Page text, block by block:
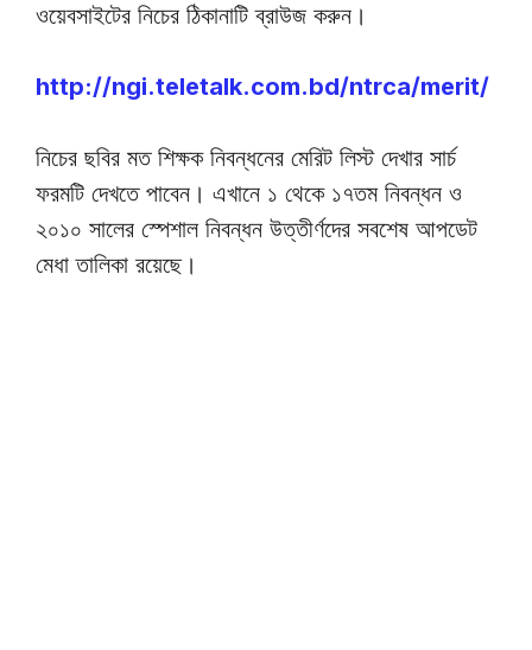
ওয়েবসাইটের নিচের ঠিকানাটি ব্রাউজ করুন।
http://ngi.teletalk.com.bd/ntrca/merit/
নিচের ছবির মত শিক্ষক নিবন্ধনের মেরিট লিস্ট দেখার সার্চ
ফরমটি দেখতে পাবেন। এখানে ১ থেকে ১৭তম নিবন্ধন ও
২০১০ সালের স্পেশাল নিবন্ধন উত্তীর্ণদের সবশেষ আপডেট
মেধা তালিকা রয়েছে।